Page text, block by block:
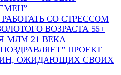
СО СТРЕССОМ
ВОЗРАСТА 55+
МЛМ 21 ВЕКА
ПРОЕКТ
ОЖИДАЮЩИХ СВОИХ